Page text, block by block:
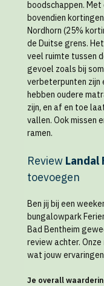
boodschappen.
bovendien
Nordhorn (25%
de Duitse grens.
veel ruimte tussen
gevoel zoals bij
verbeterpunten zijn
hebben oudere
zijn, en af en toe
vallen. Ook missen
ramen.
Review Landal
toevoegen
Ben jij bij een
bungalowpark
Bad Bentheim
review achter. Onze
wat jouw ervaringen
Je overall